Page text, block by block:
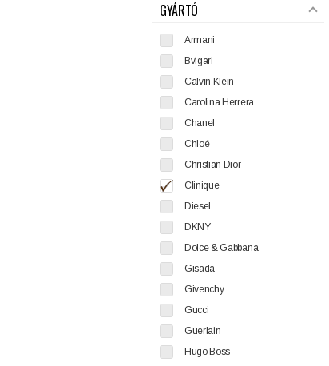
GYÁRTÓ
Armani
Bvlgari
Calvin Klein
Carolina Herrera
Chanel
Chloé
Christian Dior
Clinique
Diesel
DKNY
Dolce & Gabbana
Gisada
Givenchy
Gucci
Guerlain
Hugo Boss